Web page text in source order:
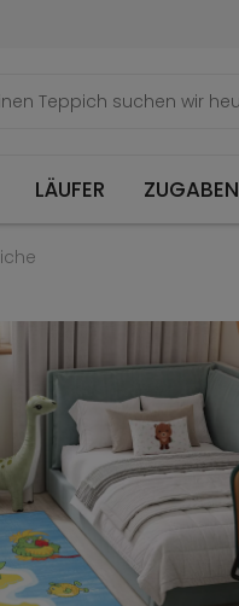
LÄUFER ZUGABEN